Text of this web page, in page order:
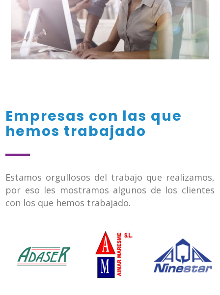
Empresas con las que
hemos trabajado
Estamos orgullosos del trabajo que realizamos,
por eso les mostramos algunos de los clientes
con los que hemos trabajado.